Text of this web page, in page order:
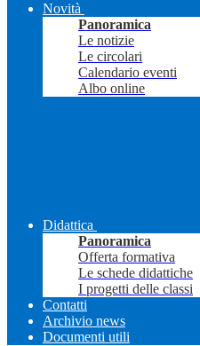
Novità
Panoramica
Le notizie
Le circolari
Calendario eventi
Albo online
Didattica
Panoramica
Offerta formativa
Le schede didattiche
I progetti delle classi
Contatti
Archivio news
Documenti utili